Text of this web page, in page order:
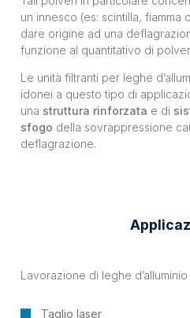
un innesco (es: scintilla,
dare origine ad una
funzione al quantitativo di
Le unità filtranti per leghe
idonei a questo tipo di
una struttura rinforzata e di
sfogo della sovrappressione
deflagrazione.
Lavorazione di leghe
Taglio laser